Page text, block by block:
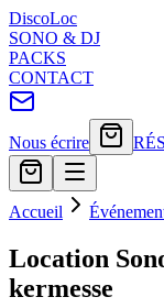
DiscoLoc
SONO & DJ
PACKS
CONTACT
Nous écrire
Accueil
Location
kermesse